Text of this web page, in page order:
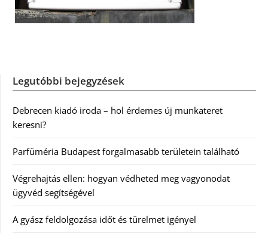
Legutóbbi bejegyzések
Debrecen kiadó iroda – hol érdemes új munkateret
keresni?
Parfüméria Budapest forgalmasabb területein található
Végrehajtás ellen: hogyan védheted meg vagyonodat
ügyvéd segítségével
A gyász feldolgozása időt és türelmet igényel